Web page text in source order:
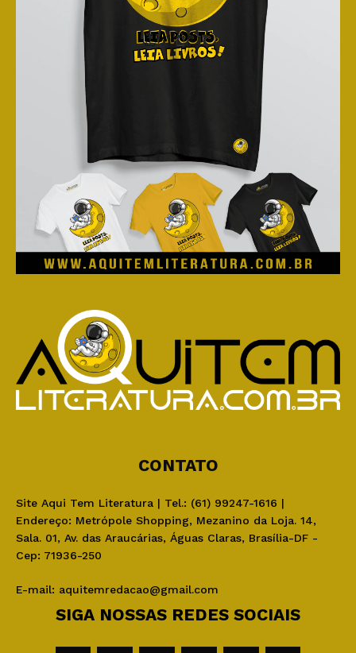
CONTATO
Site Aqui Tem Literatura | Tel.: (61) 99247-1616 |
Endereço: Metrópole Shopping, Mezanino da Loja. 14,
Sala. 01, Av. das Araucárias, Águas Claras, Brasília-DF -
Cep: 71936-250
E-mail: aquitemredacao@gmail.com
SIGA NOSSAS REDES SOCIAIS